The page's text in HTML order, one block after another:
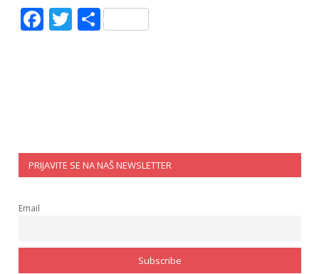
Facebook
Twitter
Share
PRIJAVITE SE NA NAŠ NEWSLETTER
Email